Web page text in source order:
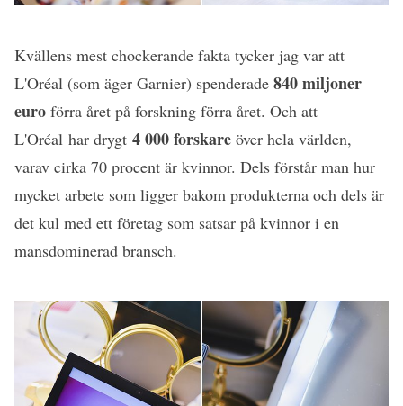
Kvällens mest chockerande fakta tycker jag var att
L'Oréal (som äger Garnier) spenderade 840 miljoner
euro förra året på forskning förra året. Och att
L'Oréal har drygt 4 000 forskare över hela världen,
varav cirka 70 procent är kvinnor. Dels förstår man hur
mycket arbete som ligger bakom produkterna och dels är
det kul med ett företag som satsar på kvinnor i en
mansdominerad bransch.